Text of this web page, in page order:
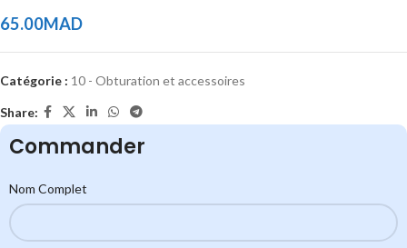
65.00MAD
Catégorie : 10 - Obturation et accessoires
Share:
Commander
Nom Complet